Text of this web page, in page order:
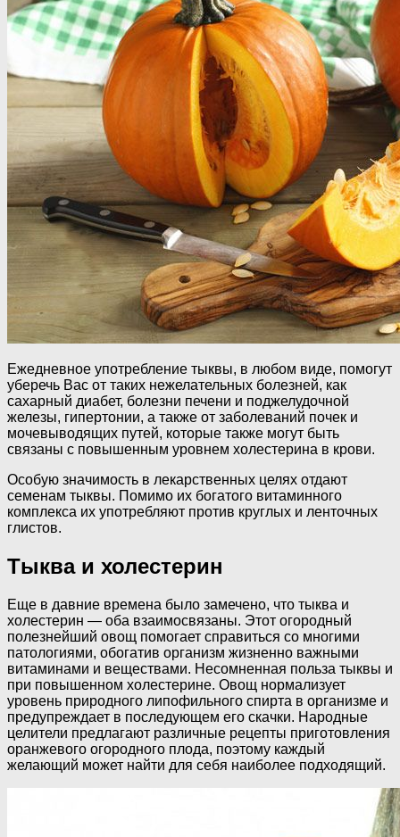
Ежедневное употребление тыквы, в любом виде, помогут
уберечь Вас от таких нежелательных болезней, как
сахарный диабет, болезни печени и поджелудочной
железы, гипертонии, а также от заболеваний почек и
мочевыводящих путей, которые также могут быть
связаны с повышенным уровнем холестерина в крови.
Особую значимость в лекарственных целях отдают
семенам тыквы. Помимо их богатого витаминного
комплекса их употребляют против круглых и ленточных
глистов.
Тыква и холестерин
Еще в давние времена было замечено, что тыква и
холестерин — оба взаимосвязаны. Этот огородный
полезнейший овощ помогает справиться со многими
патологиями, обогатив организм жизненно важными
витаминами и веществами. Несомненная польза тыквы и
при повышенном холестерине. Овощ нормализует
уровень природного липофильного спирта в организме и
предупреждает в последующем его скачки. Народные
целители предлагают различные рецепты приготовления
оранжевого огородного плода, поэтому каждый
желающий может найти для себя наиболее подходящий.